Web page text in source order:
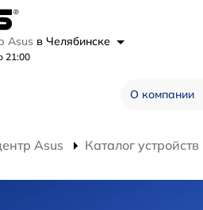
Asus в Челябинске
21:00
О компании
Asus Каталог устройств